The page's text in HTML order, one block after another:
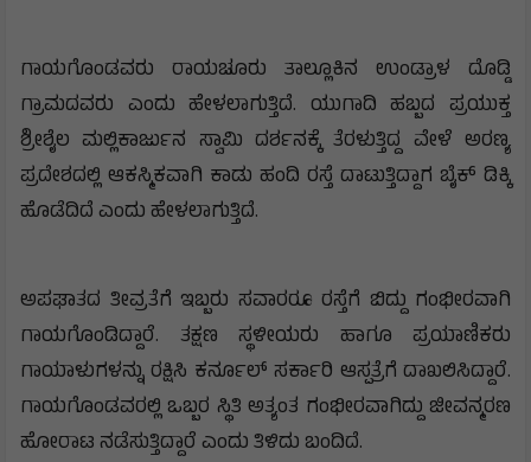
ಗಾಯಗೊಂಡವರು ರಾಯಚೂರು ತಾಲ್ಲೂಕಿನ ಉಂಡ್ರಾಳ ದೊಡ್ಡಿ
ಗ್ರಾಮದವರು ಎಂದು ಹೇಳಲಾಗುತ್ತಿದೆ. ಯುಗಾದಿ ಹಬ್ಬದ ಪ್ರಯುಕ್ತ
ಶ್ರೀಶೈಲ ಮಲ್ಲಿಕಾರ್ಜುನ ಸ್ವಾಮಿ ದರ್ಶನಕ್ಕೆ ತೆರಳುತ್ತಿದ್ದ ವೇಳೆ ಅರಣ್ಯ
ಪ್ರದೇಶದಲ್ಲಿ ಆಕಸ್ಮಿಕವಾಗಿ ಕಾಡು ಹಂದಿ ರಸ್ತೆ ದಾಟುತ್ತಿದ್ದಾಗ ಬೈಕ್ ಡಿಕ್ಕಿ
ಹೊಡೆದಿದೆ ಎಂದು ಹೇಳಲಾಗುತ್ತಿದೆ.
ಅಪಘಾತದ ತೀವ್ರತೆಗೆ ಇಬ್ಬರು ಸವಾರರೂ ರಸ್ತೆಗೆ ಬಿದ್ದು ಗಂಭೀರವಾಗಿ
ಗಾಯಗೊಂಡಿದ್ದಾರೆ. ತಕ್ಷಣ ಸ್ಥಳೀಯರು ಹಾಗೂ ಪ್ರಯಾಣಿಕರು
ಗಾಯಾಳುಗಳನ್ನು ರಕ್ಷಿಸಿ ಕರ್ನೂಲ್ ಸರ್ಕಾರಿ ಆಸ್ಪತ್ರೆಗೆ ದಾಖಲಿಸಿದ್ದಾರೆ.
ಗಾಯಗೊಂಡವರಲ್ಲಿ ಒಬ್ಬರ ಸ್ಥಿತಿ ಅತ್ಯಂತ ಗಂಭೀರವಾಗಿದ್ದು ಜೀವನ್ಮರಣ
ಹೋರಾಟ ನಡೆಸುತ್ತಿದ್ದಾರೆ ಎಂದು ತಿಳಿದು ಬಂದಿದೆ.